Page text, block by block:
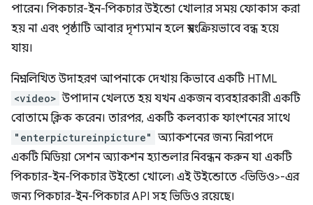
পারেন। পিকচার-ইন-পিকচার উইন্ডো খোলার সময় ফোকাস করা
হয় না এবং পৃষ্ঠাটি আবার দৃশ্যমান হলে স্বয়ংক্রিয়ভাবে বন্ধ হয়ে
যায়।
নিম্নলিখিত উদাহরণ আপনাকে দেখায় কিভাবে একটি HTML
<video> উপাদান খেলতে হয় যখন একজন ব্যবহারকারী একটি
বোতামে ক্লিক করেন। তারপর, একটি কলব্যাক ফাংশনের সাথে
"enterpictureinpicture" অ্যাকশনের জন্য নিরাপদে
একটি মিডিয়া সেশন অ্যাকশন হ্যান্ডলার নিবন্ধন করুন যা একটি
পিকচার-ইন-পিকচার উইন্ডো খোলে৷ এই উইন্ডোতে <ভিডিও>-এর
জন্য পিকচার-ইন-পিকচার API সহ ভিডিও রয়েছে।